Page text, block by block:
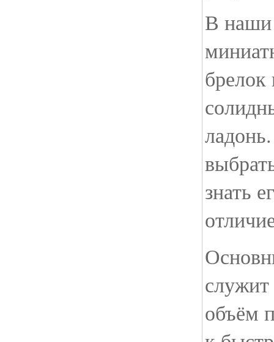
В наши
знать
служит
объём